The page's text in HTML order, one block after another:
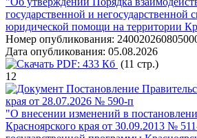
государственной и негосударственной
юридической помощи на территории
Номер опубликования:
Дата опубликования: 05.08.2026
PDF: 433 Кб (11 стр.)
12
Постановление
края от 28.07.2026 № 590-п
"О внесении изменений в
Красноярского края от 30.09.2013 №